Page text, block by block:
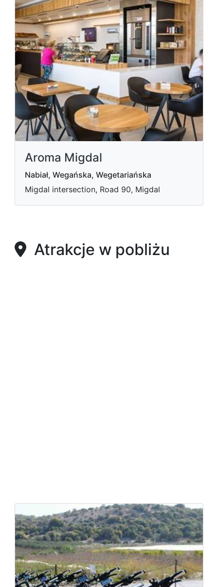
Aroma Migdal
Nabiał, Wegańska, Wegetariańska
Migdal intersection, Road 90, Migdal
Atrakcje w pobliżu